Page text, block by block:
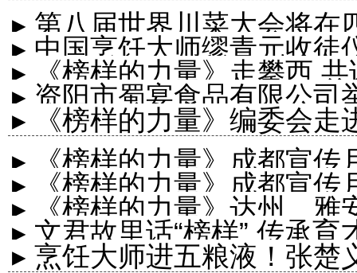
▸ 第八届世界川菜大会将在
▸ 中国烹饪大师缪青元收徒
▸ 《榜样的力量》走攀西
▸ ​资阳市蜀宴食品有限公司
▸ 《榜样的力量》编委会走
▸ 《榜样的力量》成都宣传
▸ 《榜样的力量》成都宣传
▸ 《榜样的力量》达州、雅
▸ 文君故里话“榜样” 传承育
▸ 烹饪大师进五粮液！张楚